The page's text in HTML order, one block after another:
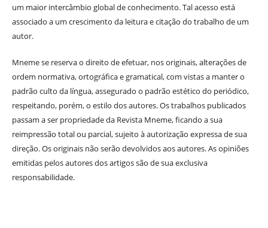
um maior intercâmbio global de conhecimento. Tal acesso está
associado a um crescimento da leitura e citação do trabalho de um
autor.
Mneme se reserva o direito de efetuar, nos originais, alterações de
ordem normativa, ortográfica e gramatical, com vistas a manter o
padrão culto da língua, assegurado o padrão estético do periódico,
respeitando, porém, o estilo dos autores. Os trabalhos publicados
passam a ser propriedade da Revista Mneme, ficando a sua
reimpressão total ou parcial, sujeito à autorização expressa de sua
direção. Os originais não serão devolvidos aos autores. As opiniões
emitidas pelos autores dos artigos são de sua exclusiva
responsabilidade.